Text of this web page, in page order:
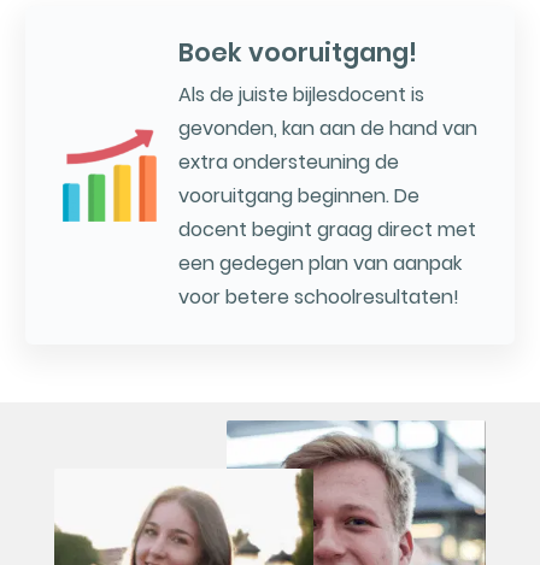
Boek vooruitgang!
Als de juiste bijlesdocent is
gevonden, kan aan de hand van
extra ondersteuning de
vooruitgang beginnen. De
docent begint graag direct met
een gedegen plan van aanpak
voor betere schoolresultaten!